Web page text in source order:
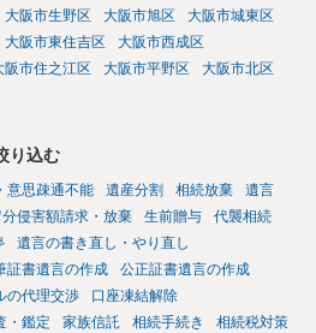
大阪市生野区 大阪市旭区
大阪市城東区
大阪市東住吉区
大阪市西成区
阪市住之江区 大阪市平野区
大阪市北区
り込む
意思疎通不能 遺産分割 相続放棄
遺言
侵害額請求・放棄 生前贈与
代襲相続
遺言の書き直し・やり直し
証書遺言の作成
公正証書遺言の作成
の代理交渉
口座凍結解除
・鑑定 家族信託 相続手続き
相続税対策